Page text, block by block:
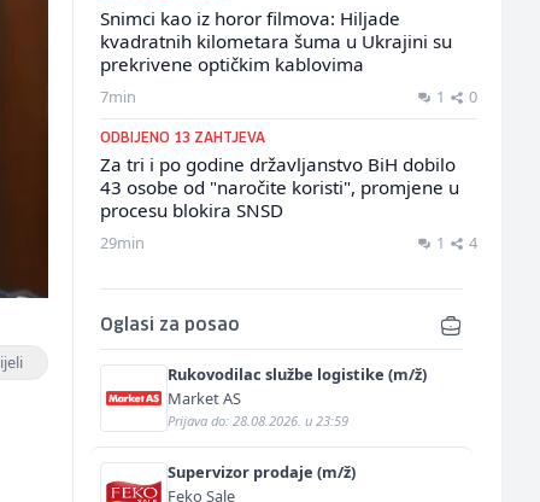
Snimci kao iz horor filmova: Hiljade
kvadratnih kilometara šuma u Ukrajini su
prekrivene optičkim kablovima
7min 1 0
ODBIJENO 13 ZAHTJEVA
Za tri i po godine državljanstvo BiH dobilo
43 osobe od "naročite koristi", promjene u
procesu blokira SNSD
29min 1 4
Oglasi za posao
Rukovodilac službe logistike (m/ž)
Market AS
Prijava do: 28.08.2026. u 23:59
Supervizor prodaje (m/ž)
Feko Sale